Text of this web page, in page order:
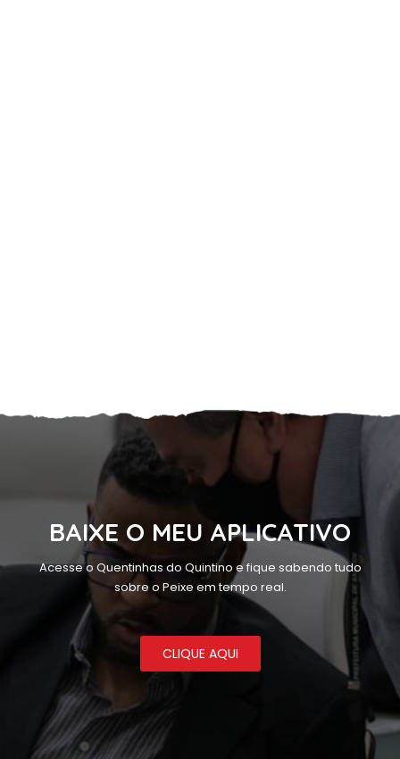
BAIXE O MEU APLICATIVO
Acesse o Quentinhas do Quintino e fique sabendo tudo
sobre o Peixe em tempo real.
CLIQUE AQUI